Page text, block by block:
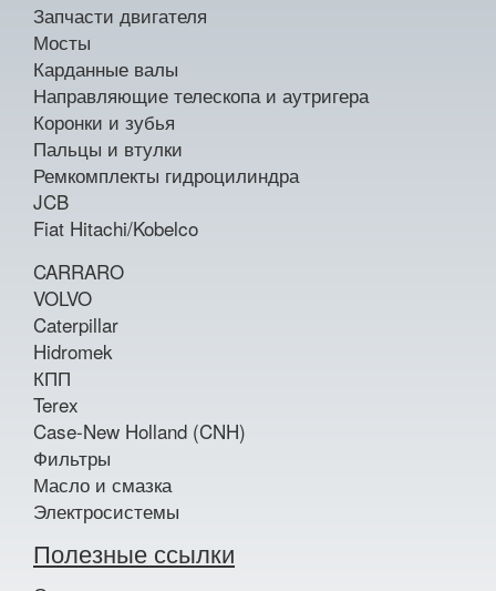
Запчасти двигателя
Мосты
Карданные валы
Направляющие телескопа и аутригера
Коронки и зубья
Пальцы и втулки
Ремкомплекты гидроцилиндра
JCB
Fiat Hitachi/Kobelco
CARRARO
VOLVO
Caterpillar
Hidromek
КПП
Terex
Case-New Holland (CNH)
Фильтры
Масло и смазка
Электросистемы
Полезные ссылки